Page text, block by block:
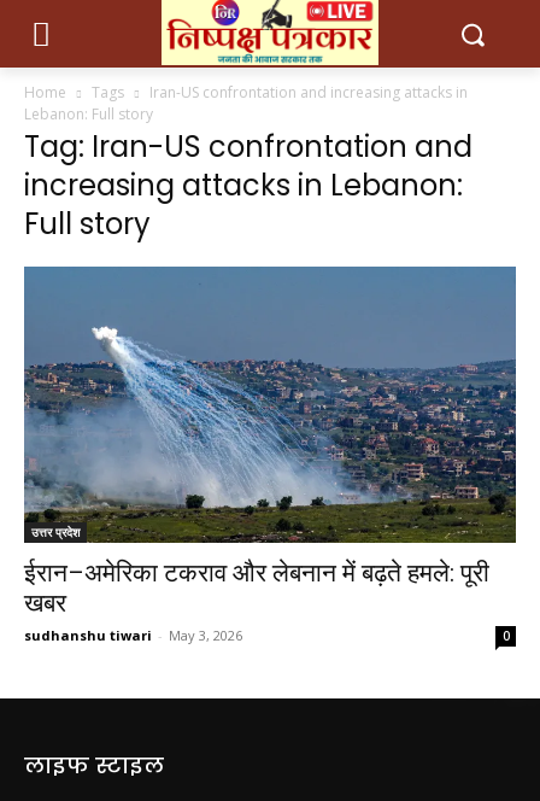
Home Tags
Iran-US confrontation and increasing attacks in
Lebanon: Full story
Tag: Iran-US confrontation and
increasing attacks in Lebanon:
Full story
उत्तर प्रदेश
ईरान–अमेरिका टकराव और लेबनान में बढ़ते हमले: पूरी
खबर
sudhanshu tiwari - May 3, 2026 0
लाइफ स्टाइल